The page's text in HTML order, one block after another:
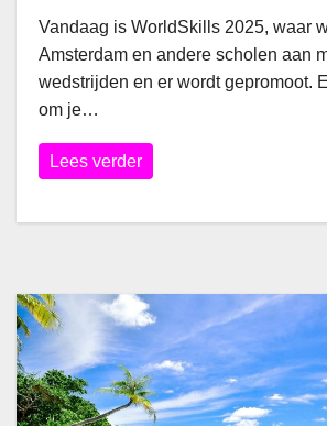
Vandaag is WorldSkills 2025, waar
Amsterdam en andere scholen aan
wedstrijden en er wordt gepromoot.
om je…
Lees verder